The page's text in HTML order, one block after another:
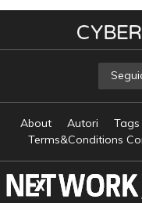
About Autori Tags
Terms&Conditions